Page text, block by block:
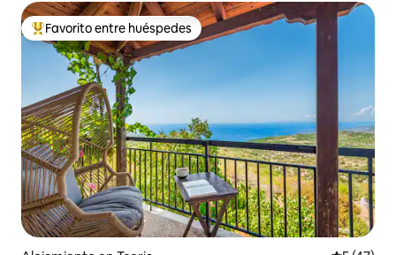
Favorito entre huéspedes preferido
Favorito entre huéspedes